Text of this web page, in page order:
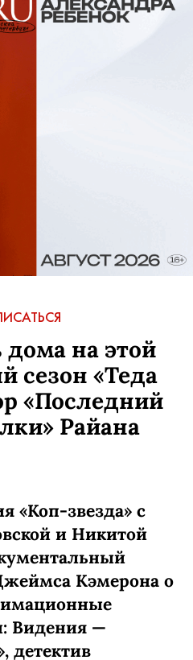
дома на этой
сезон «Теда
«Последний
Райана
«Коп-звезда» с
и Никитой
Кэмерона о
Видения —
детектив